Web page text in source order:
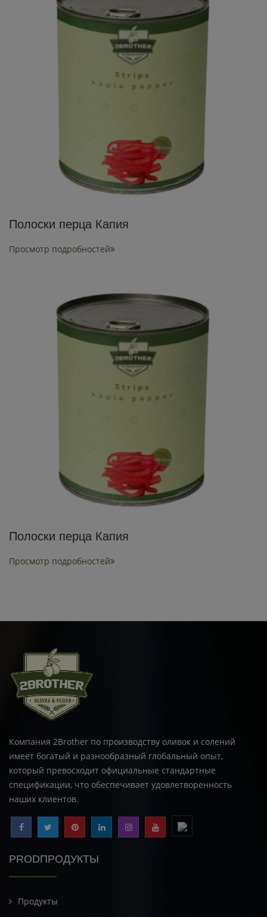
Полоски перца Капия
Просмотр подробностей
Полоски перца Капия
Просмотр подробностей
Компания 2Brother по производству оливок и солений
имеет богатый и разнообразный глобальный опыт,
который превосходит официальные стандартные
спецификации, что обеспечивает удовлетворенность
наших клиентов.
PRODПРОДУКТЫ
Продукты